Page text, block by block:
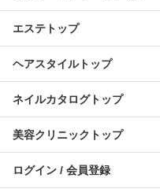
エステトップ
ヘアスタイルトップ
ネイルカタログトップ
美容クリニックトップ
ログイン / 会員登録